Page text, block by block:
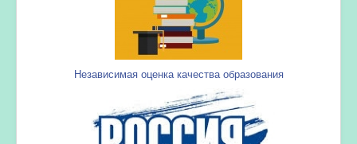
Независимая оценка качества образования